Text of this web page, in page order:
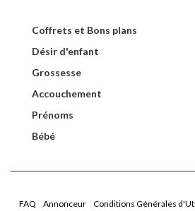
Coffrets et Bons plans
Désir d'enfant
Grossesse
Accouchement
Prénoms
Bébé
FAQ Annonceur Conditions Générales